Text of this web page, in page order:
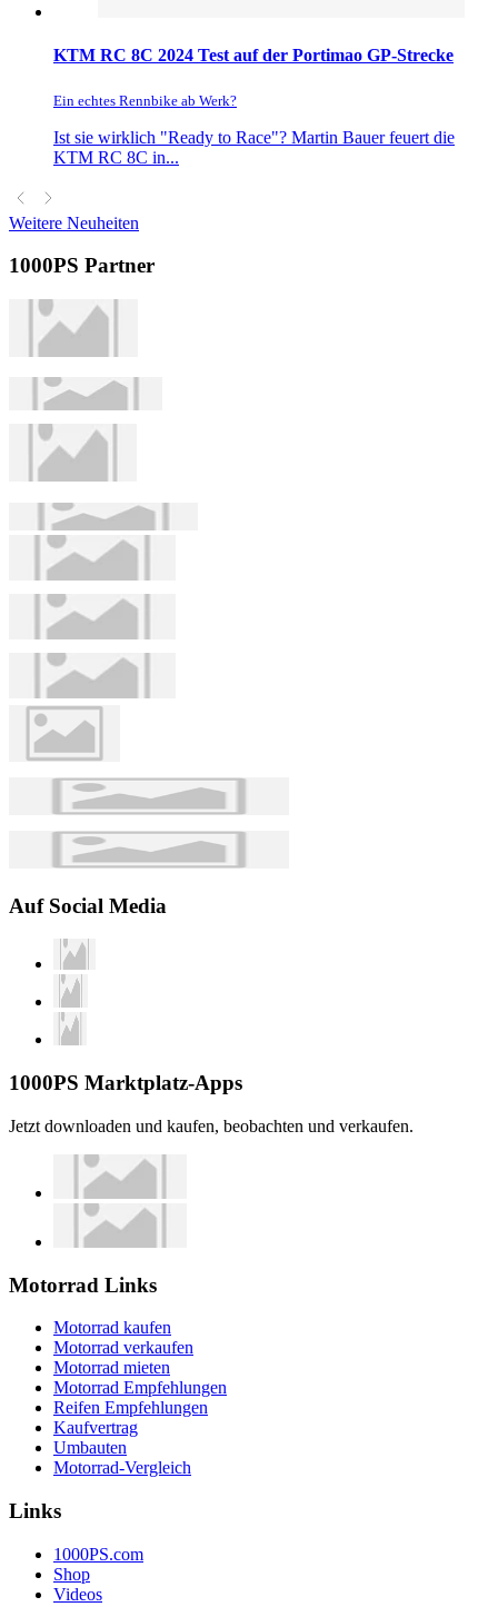
KTM RC 8C 2024 Test auf der Portimao GP-Strecke
Ein echtes Rennbike ab Werk?
Ist sie wirklich "Ready to Race"? Martin Bauer feuert die
KTM RC 8C in...
Weitere Neuheiten
1000PS Partner
Auf Social Media
1000PS Marktplatz-Apps
Jetzt downloaden und kaufen, beobachten und verkaufen.
Motorrad Links
Motorrad kaufen
Motorrad verkaufen
Motorrad mieten
Motorrad Empfehlungen
Reifen Empfehlungen
Kaufvertrag
Umbauten
Motorrad-Vergleich
Links
1000PS.com
Shop
Videos